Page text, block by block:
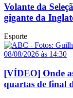
Volante da
gigante da
Esporte
08/08/2026 às 14:30
[VÍDEO] Onde
quartas de final